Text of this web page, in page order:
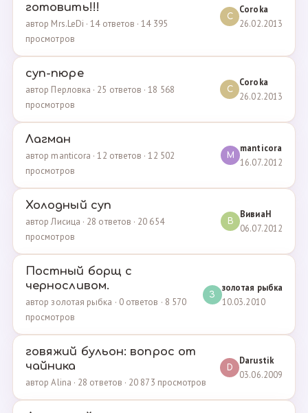
готовить!!!
автор Mrs.LeDi · 14 ответов · 14 395
просмотров
C
Coroka
26.02.2013
суп-пюре
автор Перловка · 25 ответов · 18 568
просмотров
C
Coroka
26.02.2013
Лагман
автор manticora · 12 ответов · 12 502
просмотров
M
manticora
16.07.2012
Холодный суп
автор Лисица · 28 ответов · 20 654
просмотров
В
ВивиаН
06.07.2012
Постный борщ с
черносливом.
автор золотая рыбка · 0 ответов · 8 570
просмотров
З
золотая рыбка
10.03.2010
говяжий бульон: вопрос от
чайника
автор Alina · 28 ответов · 20 873 просмотров
D
Darustik
03.06.2009